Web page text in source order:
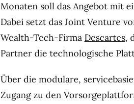
Monaten soll das Angebot mit
Dabei setzt das Joint Venture
Wealth-Tech-Firma Descartes,
Partner die technologische
Über die modulare,
Zugang zu den